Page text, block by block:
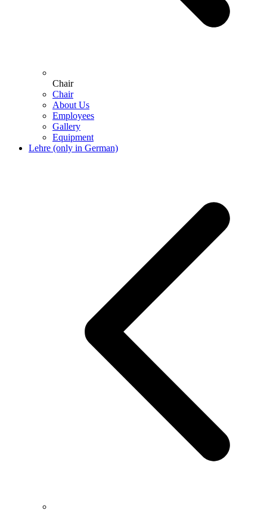
Chair
Chair
About Us
Employees
Gallery
Equipment
Lehre (only in German)